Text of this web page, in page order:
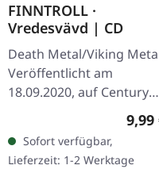
FINNTROLL ·
Vredesvävd | CD
Death Metal/Viking
Veröffentlicht am
18.09.2020, auf Century
Media Records. CD im
Jewelcase. Finntroll, die
finnische Band, die eine…
9,99
Sofort verfügbar,
Lieferzeit: 1-2 Werktage